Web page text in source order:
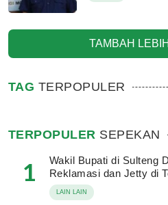
TAMBAH
TAG TERPOPULER
TERPOPULER SEPEKAN
1
Wakil Bupati di Sulteng
Reklamasi dan Jetty di
LAIN LAIN